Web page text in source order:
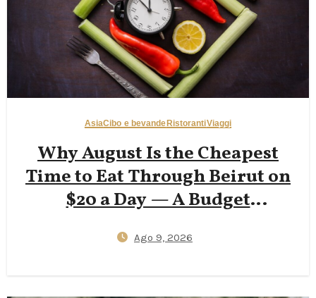
AsiaCibo e bevande RistorantiViaggi
Why August Is the Cheapest
Time to Eat Through Beirut on
$20 a Day — A Budget
to Hamra Street Eats, Corniche
Ago 9, 2026